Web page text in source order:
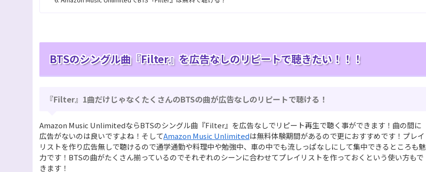
BTSのシングル曲『Filter』を広告なしのリピートで聴きたい！！！
『Filter』1曲だけじゃなくたくさんのBTSの曲が広告なしのリピートで聴ける！
Amazon Music UnlimitedならBTSのシングル曲『Filter』を広告なしでリピート再生で聴く事ができます！曲の間に
広告がないのは良いですよね！そしてAmazon Music Unlimitedは無料体験期間があるので更におすすめです！プレイ
リストを作り広告無しで聴けるので通学通勤や料理中や勉強中、車の中でも流しっぱなしにして集中できるところも魅
力です！BTSの曲がたくさん揃っているのでそれぞれのシーンに合わせてプレイリストを作っておくという使い方もで
きます！